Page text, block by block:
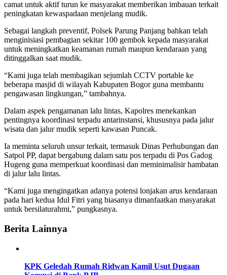
camat untuk aktif turun ke masyarakat memberikan imbauan terkait
peningkatan kewaspadaan menjelang mudik.
Sebagai langkah preventif, Polsek Parung Panjang bahkan telah
menginisiasi pembagian sekitar 100 gembok kepada masyarakat
untuk meningkatkan keamanan rumah maupun kendaraan yang
ditinggalkan saat mudik.
“Kami juga telah membagikan sejumlah CCTV portable ke
beberapa masjid di wilayah Kabupaten Bogor guna membantu
pengawasan lingkungan,” tambahnya.
Dalam aspek pengamanan lalu lintas, Kapolres menekankan
pentingnya koordinasi terpadu antarinstansi, khususnya pada jalur
wisata dan jalur mudik seperti kawasan Puncak.
Ia meminta seluruh unsur terkait, termasuk Dinas Perhubungan dan
Satpol PP, dapat bergabung dalam satu pos terpadu di Pos Gadog
Hugeng guna memperkuat koordinasi dan meminimalisir hambatan
di jalur lalu lintas.
“Kami juga mengingatkan adanya potensi lonjakan arus kendaraan
pada hari kedua Idul Fitri yang biasanya dimanfaatkan masyarakat
untuk bersilaturahmi,” pungkasnya.
Berita Lainnya
KPK Geledah Rumah Ridwan Kamil Usut Dugaan